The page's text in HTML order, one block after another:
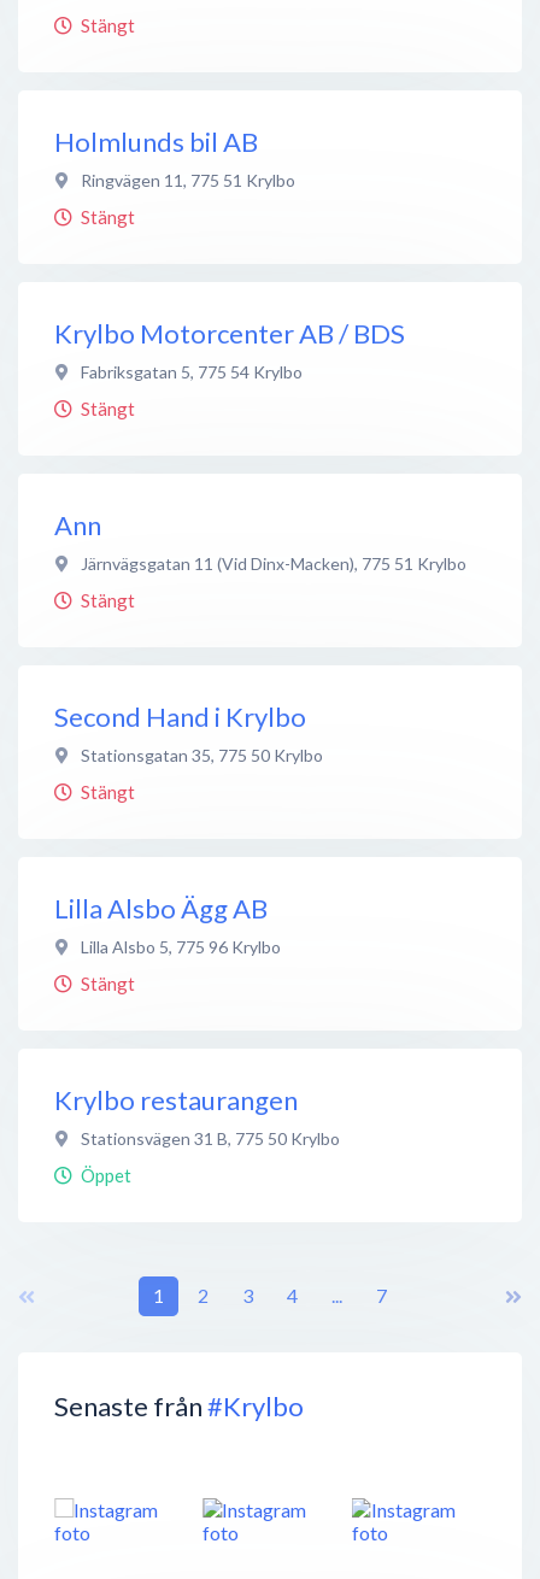
Senaste från#Krylbo
Stängt
Holmlunds bil AB
Ringvägen 11, 775 51 Krylbo
Stängt
Krylbo Motorcenter AB / BDS
Fabriksgatan 5, 775 54 Krylbo
Stängt
Ann
Järnvägsgatan 11 (Vid Dinx-Macken), 775 51 Krylbo
Stängt
Second Hand i Krylbo
Stationsgatan 35, 775 50 Krylbo
Stängt
Lilla Alsbo Ägg AB
Lilla Alsbo 5, 775 96 Krylbo
Stängt
Krylbo restaurangen
Stationsvägen 31 B, 775 50 Krylbo
Öppet
1 2 3 4 ... 7